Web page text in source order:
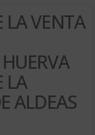
LA VENTA
LA
ALDEAS